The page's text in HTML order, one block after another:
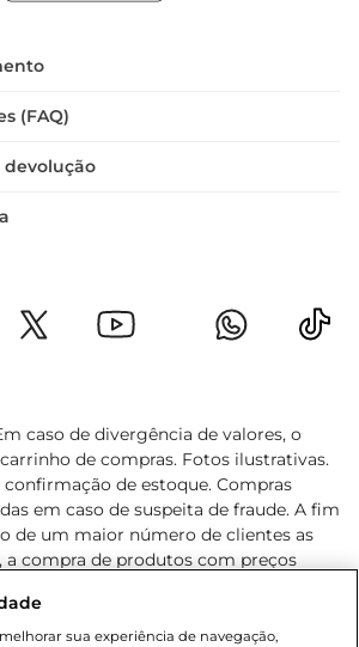
(FAQ)
devolução
caso de divergência de valores, o
de compras. Fotos ilustrativas.
de estoque. Compras
em caso de suspeita de fraude. A fim
de um maior número de clientes as
a compra de produtos com preços
e condições são exclusivos para
durante o dia de hoje, podendo
sua experiência de navegação,